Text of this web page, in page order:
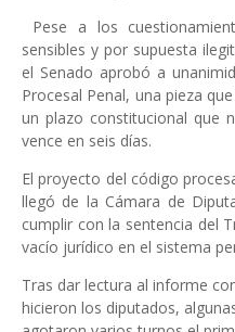
Pese a los
sensibles y por supuesta
el Senado aprobó a
Procesal Penal, una pieza
un plazo constitucional que
vence en seis días.
El proyecto del código
llegó de la Cámara de
cumplir con la sentencia del
vacío jurídico en el sistema
Tras dar lectura al informe
hicieron los diputados,